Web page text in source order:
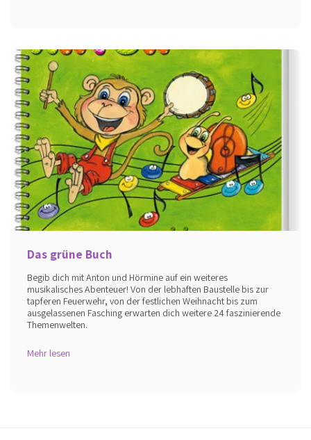
Das grüne Buch
Begib dich mit Anton und Hörmine auf ein weiteres
musikalisches Abenteuer! Von der lebhaften Baustelle bis zur
tapferen Feuerwehr, von der festlichen Weihnacht bis zum
ausgelassenen Fasching erwarten dich weitere 24 faszinierende
Themenwelten.
Mehr lesen